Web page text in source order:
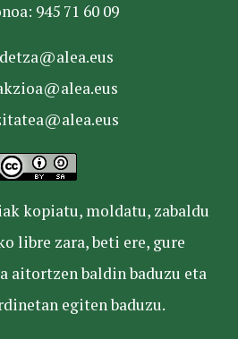
945 71 60 09
kopiatu, moldatu, zabaldu
libre zara, beti ere, gure
aitortzen baldin baduzu eta
egiten baduzu.